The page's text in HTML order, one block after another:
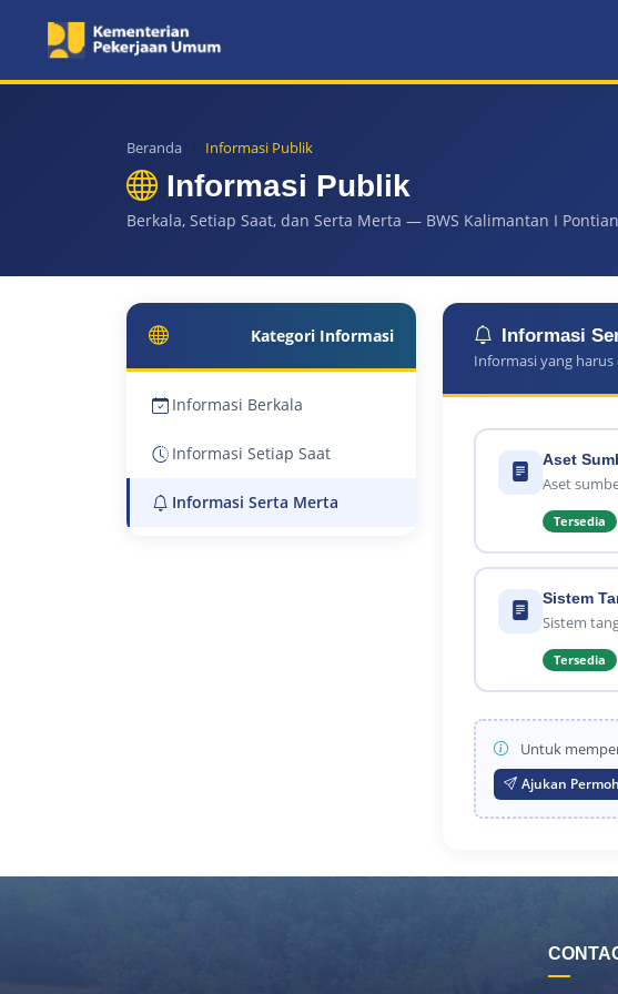
Beranda Informasi Publik
Informasi Publik
Berkala, Setiap Saat, dan Serta Merta — BWS Kalimantan I
Kategori Informasi
Informasi Berkala
Informasi Setiap Saat
Informasi Serta Merta
Informasi
Informasi yang
Aset
Aset
Tersedia
Sistem
Sistem
Tersedia
Untuk
Ajukan